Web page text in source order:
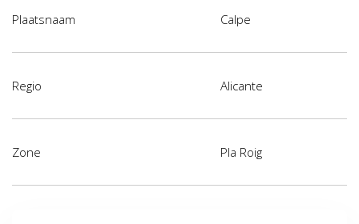
Plaatsnaam Calpe
Regio Alicante
Zone Pla Roig